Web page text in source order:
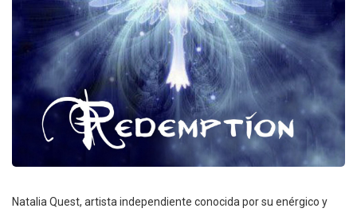
Natalia Quest, artista independiente conocida por su enérgico y